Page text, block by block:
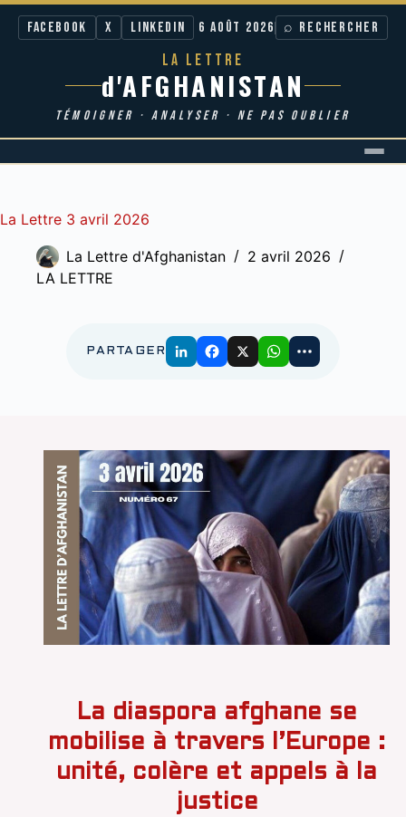
Facebook X LinkedIn 6 AOÛT 2026 ⌕ RECHERCHER
LA LETTRE
d'AFGHANISTAN
TÉMOIGNER · ANALYSER · NE PAS OUBLIER
contenu
La Lettre 3 avril 2026
La Lettre d'Afghanistan
2 avril 2026
LA LETTRE
PARTAGER
La diaspora afghane se
mobilise à travers l’Europe :
unité, colère et appels à la
justice